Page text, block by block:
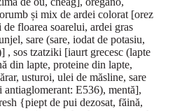
și mix de ardei colorat [orez
floarea soarelui, ardei gras
sare (sare, iodat de potasiu,
, sos tzatziki [iaurt grecesc (lapte
din lapte, proteine din lapte,
usturoi, ulei de măsline, sare
antiaglomerant: E536), mentă],
{piept de pui dezosat, făină,